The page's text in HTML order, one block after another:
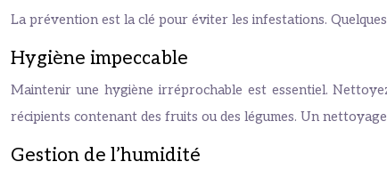
La prévention est la clé pour éviter les infestations.
Hygiène impeccable
Maintenir une hygiène irréprochable est essentiel.
récipients contenant des fruits ou des légumes. Un
Gestion de l’humidité